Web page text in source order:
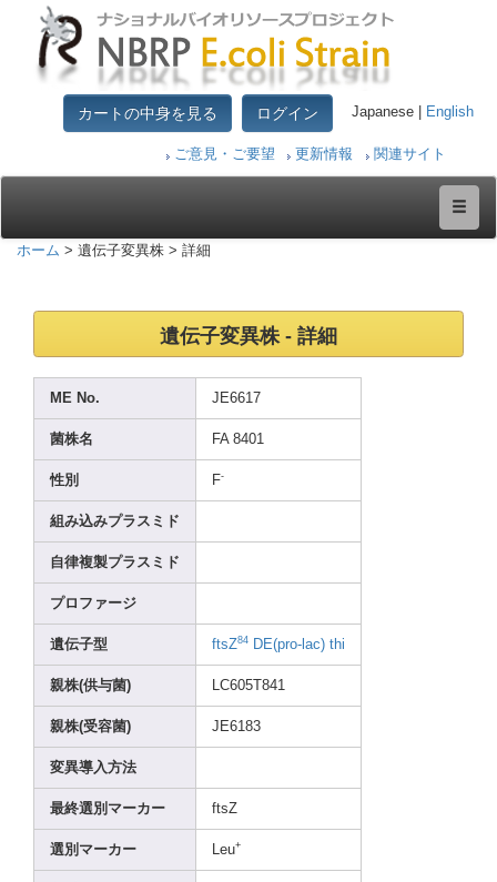
カートの中身を見る ログイン Japanese | English
ご意見・ご要望 更新情報 関連サイト
ホーム > 遺伝子変異株 > 詳細
遺伝子変異株 - 詳細
ME No. JE6617
菌株名 FA 8401
性別 F-
組み込みプラスミド
自律複製プラスミド
プロファージ
遺伝子型 ftsZ84 DE(pro-lac) thi
親株(供与菌) LC605 T841
親株(受容菌) JE6183
変異導入方法
最終選別マーカー ftsZ
選別マーカー Leu+